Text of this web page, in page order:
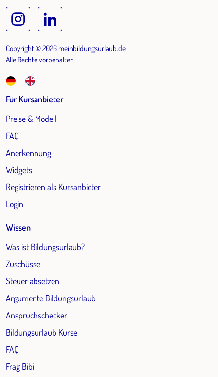
Copyright © 2026 meinbildungsurlaub.de
Alle Rechte vorbehalten
Für Kursanbieter
Preise & Modell
FAQ
Anerkennung
Widgets
Registrieren als Kursanbieter
Login
Wissen
Was ist Bildungsurlaub?
Zuschüsse
Steuer absetzen
Argumente Bildungsurlaub
Anspruchschecker
Bildungsurlaub Kurse
FAQ
Frag Bibi